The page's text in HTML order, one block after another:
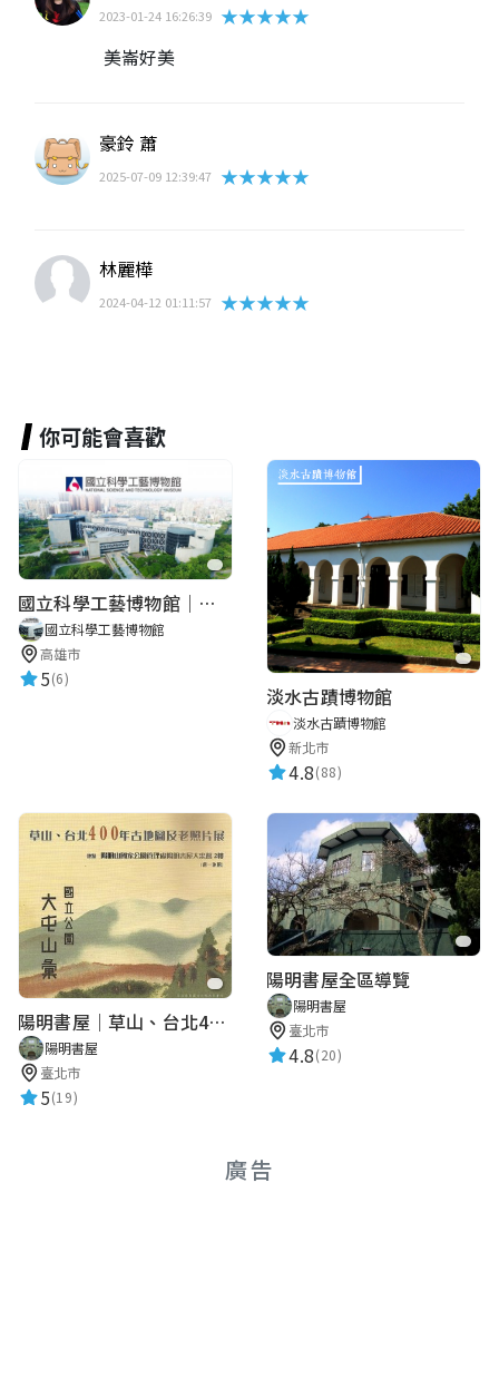
2023-01-24 16:26:39 ★★★★★
美崙好美
豪鈴 蕭
2025-07-09 12:39:47 ★★★★★
林麗樺
2024-04-12 01:11:57 ★★★★★
你可能會喜歡
國立科學工藝博物館｜華語智慧導覽
國立科學工藝博物館
高雄市
5(6)
淡水古蹟博物館
淡水古蹟博物館
新北市
4.8(88)
陽明書屋｜草山、台北400年古地圖老照片展｜智慧導覽
陽明書屋
臺北市
5(19)
陽明書屋全區導覽
陽明書屋
臺北市
4.8(20)
廣告